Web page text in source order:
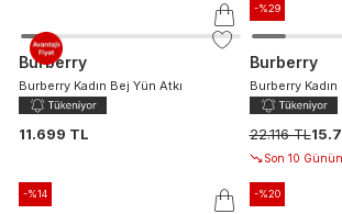
Burberry
Burberry Kadın Bej Yün Atkı
11.699 TL
-%29
Burberry
Burberry Kadın
22.116 TL
Son 10
-%14 -%20